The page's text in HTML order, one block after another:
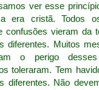
ver esse
era cristã. Todos
confusões vieram da
diferentes. Muitos
o perigo desses
toleraram. Tem
diferentes. Não